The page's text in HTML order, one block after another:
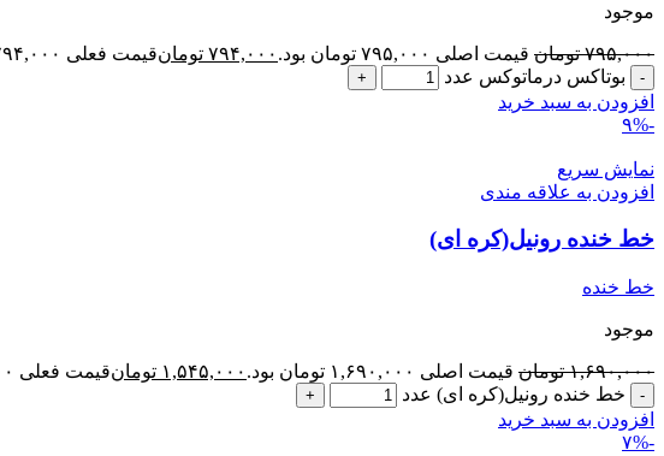
موجود
۷۹۵,۰۰۰ تومان قیمت اصلی ۷۹۵,۰۰۰ تومان بود. ۷۹۴,۰۰۰ تومانقیمت فعلی ۷۹۴,۰۰۰ تومان است.
بوتاکس درماتوکس عدد
افزودن به سبد خرید
-۹%
نمایش سریع
افزودن به علاقه مندی
خط خنده رونیل(کره ای)
خط خنده
موجود
۱,۶۹۰,۰۰۰ تومان قیمت اصلی ۱,۶۹۰,۰۰۰ تومان بود. ۱,۵۴۵,۰۰۰ تومانقیمت فعلی ۱,۵۴۵,۰۰۰ تومان است.
خط خنده رونیل(کره ای) عدد
افزودن به سبد خرید
-۷%